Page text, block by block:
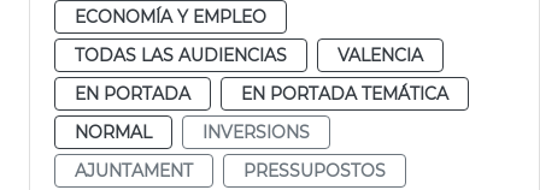
ECONOMÍA Y EMPLEO
TODAS LAS AUDIENCIAS
VALENCIA
EN PORTADA
EN PORTADA TEMÁTICA
NORMAL
INVERSIONS
AJUNTAMENT
PRESSUPOSTOS